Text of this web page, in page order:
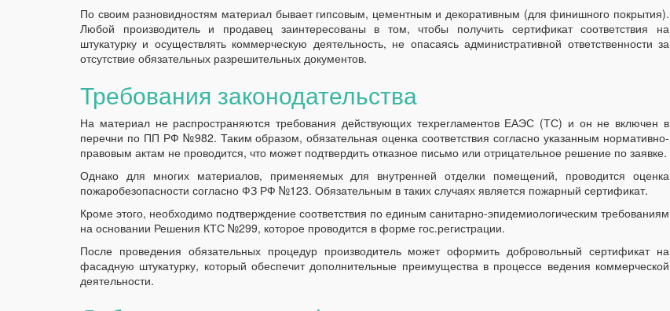
По своим разновидностям материал бывает гипсовым, цементным и декоративным (для финишного покрытия).
Любой производитель и продавец заинтересованы в том, чтобы получить сертификат соответствия на
штукатурку и осуществлять коммерческую деятельность, не опасаясь административной ответственности за
отсутствие обязательных разрешительных документов.
Требования законодательства
На материал не распространяются требования действующих техрегламентов ЕАЭС (ТС) и он не включен в
перечни по ПП РФ №982. Таким образом, обязательная оценка соответствия согласно указанным нормативно-
правовым актам не проводится, что может подтвердить отказное письмо или отрицательное решение по заявке.
Однако для многих материалов, применяемых для внутренней отделки помещений, проводится оценка
пожаробезопасности согласно ФЗ РФ №123. Обязательным в таких случаях является пожарный сертификат.
Кроме этого, необходимо подтверждение соответствия по единым санитарно-эпидемиологическим требованиям
на основании Решения КТС №299, которое проводится в форме гос.регистрации.
После проведения обязательных процедур производитель может оформить добровольный сертификат на
фасадную штукатурку, который обеспечит дополнительные преимущества в процессе ведения коммерческой
деятельности.